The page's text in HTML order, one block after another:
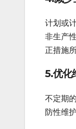
计划或
非生产
正措施
5.优化
不定期
防性维